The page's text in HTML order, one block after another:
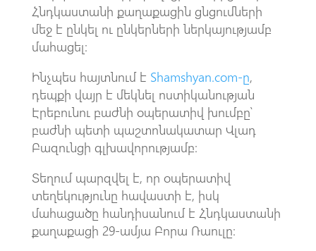
Հնդկաստանի քաղաքացին ցնցումների
մեջ է ընկել ու ընկերների ներկայությամբ
մահացել։
Ինչպես հայտնում է Shamshyan.com-ը,
դեպքի վայր է մեկնել ոստիկանության
Էրեբունու բաժնի օպերատիվ խումբը՝
բաժնի պետի պաշտոնակատար Վլադ
Բազունցի գլխավորությամբ։
Տեղում պարզվել է, որ օպերատիվ
տեղեկությունը հավաստի է, իսկ
մահացածը հանդիսանում է Հնդկաստանի
քաղաքացի 29-ամյա Բորա Ռաուլը։